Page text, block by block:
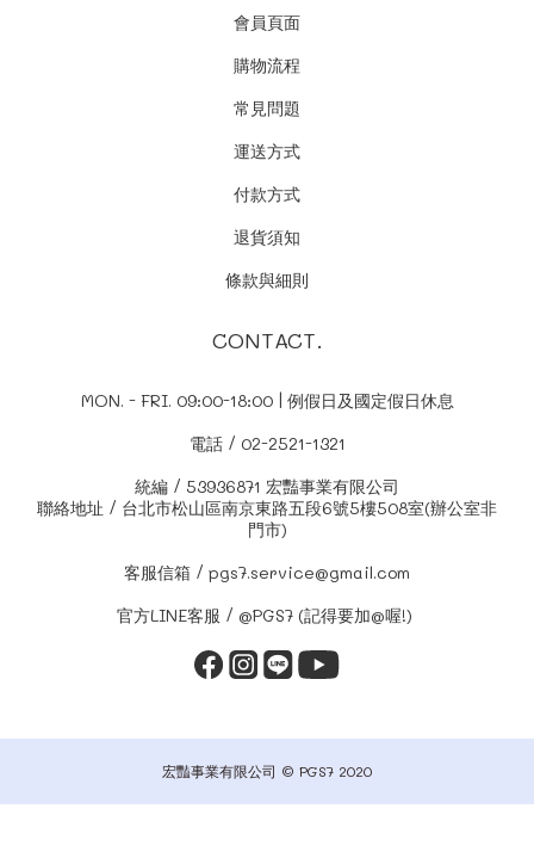
會員頁面
購物流程
常見問題
運送方式
付款方式
退貨須知
條款與細則
CONTACT.
MON. - FRI. 09:00-18:00 | 例假日及國定假日休息
電話 / 02-2521-1321
統編 / 53936871 宏豔事業有限公司
聯絡地址 / 台北市松山區南京東路五段6號5樓508室(辦公室非
門市)
客服信箱 / pgs7.service@gmail.com
官方LINE客服 / @PGS7 (記得要加@喔!)
宏豔事業有限公司 © PGS7 2020